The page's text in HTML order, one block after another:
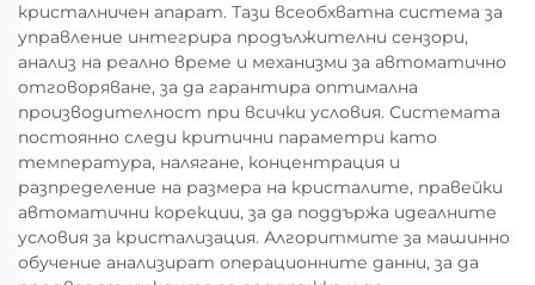
кристалничен апарат. Тази всеобхватна система за
управление интегрира продължителни сензори,
анализ на реално време и механизми за автоматично
отговоряване, за да гарантира оптимална
производителност при всички условия. Системата
постоянно следи критични параметри като
температура, налягане, концентрация и
разпределение на размера на кристалите, правейки
автоматични корекции, за да поддържа идеалните
условия за кристализация. Алгоритмите за машинно
обучение анализират операционните данни, за да